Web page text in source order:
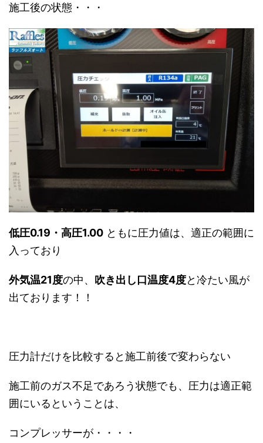
施工後の状態・・・
低圧0.19・高圧1.00 ともに圧力値は、適正の範囲に
入っており
外気温21度の中、 吹き出し口温度4度と冷たい風が
出ております！！
圧力計だけを比較すると施工前後で変わらない
施工前のガス不足であろう状態でも、圧力は適正範
囲にいるということは、
コンプレッサーが・・・・